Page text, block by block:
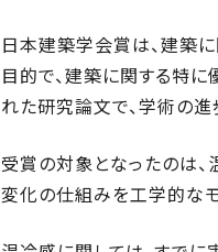
日本建築学会賞は、建築
目的で、建築に関する特
れた研究論文で、学術の
受賞の対象となったのは
変化の仕組みを工学的な